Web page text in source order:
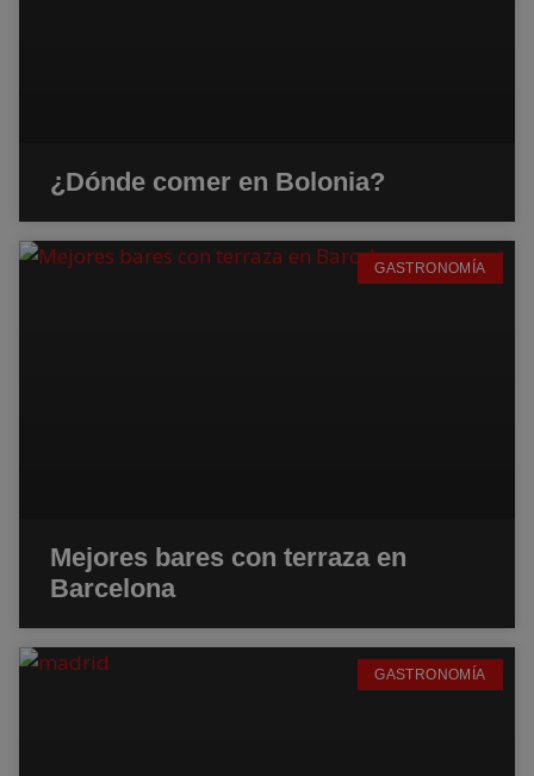
¿Dónde comer en Bolonia?
GASTRONOMÍA
Mejores bares con terraza en
Barcelona
GASTRONOMÍA